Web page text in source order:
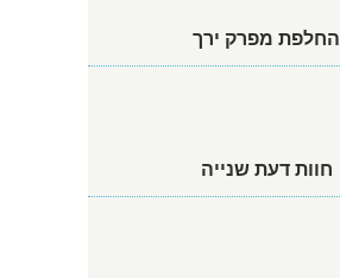
החלפת מפרק ירך
חוות דעת שנייה